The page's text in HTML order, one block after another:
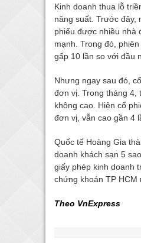
Kinh doanh thua lỗ
năng suất. Trước đây,
phiếu được nhiều nhà
mạnh. Trong đó,
gấp 10 lần so với đầu
Nhưng ngay sau đó,
đơn vị. Trong tháng 4,
không cao. Hiện cổ
đơn vị, vẫn cao gần 4
Quốc tế Hoàng Gia
doanh khách sạn 5
giấy phép kinh doanh
chứng khoán TP HCM
Theo VnExpress